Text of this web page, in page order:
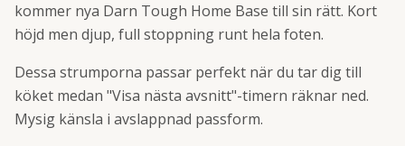
kommer nya Darn Tough Home Base till sin rätt. Kort
höjd men djup, full stoppning runt hela foten.
Dessa strumporna passar perfekt när du tar dig till
köket medan "Visa nästa avsnitt"-timern räknar ned.
Mysig känsla i avslappnad passform.